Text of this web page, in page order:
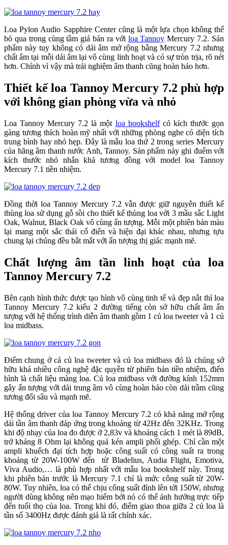
Loa Pylon Audio Sapphire Center cũng là một lựa chọn không thể
bỏ qua trong cùng tầm giá bán ra với loa Tannoy Mercury 7.2. Sản
phẩm này tuy không có dải âm mở rộng bằng Mercury 7.2 nhưng
chất âm tại mỗi dải âm lại vô cùng linh hoạt và có sự tròn trịa, rõ nét
hơn. Chính vì vậy mà trải nghiệm âm thanh cũng hoàn hảo hơn.
Thiết kế loa Tannoy Mercury 7.2 phù hợp
với không gian phòng vừa và nhỏ
Loa Tannoy Mercury 7.2 là một loa bookshelfcó kích thước gọn
gàng tương thích hoàn mỹ nhất với những phòng nghe có diện tích
trung bình hay nhỏ hẹp. Đây là mẫu loa thứ 2 trong series Mercury
của hãng âm thanh nước Anh, Tannoy. Sản phẩm này ghi đuểm với
kích thước nhỏ nhắn khá tương đồng với model loa Tannoy
Mercury 7.1 tiền nhiệm.
Đồng thời loa Tannoy Mercury 7.2 vẫn được giữ nguyên thiết kế
thùng loa sử dụng gỗ sồi cho thiết kế thùng loa với 3 mầu sắc Light
Oak, Walnut, Black Oak vô cùng ấn tượng. Mỗi một phiên bản màu
lại mang một sắc thái cổ điển và hiện đại khác nhau, nhưng tựu
chung lại chúng đều bắt mắt với ấn tượng thị giác mạnh mẽ.
Chất lượng âm tần linh hoạt của loa
Tannoy Mercury 7.2
Bên cạnh hình thức được tạo hình vô cùng tinh tế và đẹp nắt thì loa
Tannoy Mercury 7.2 kiểu 2 đường tiếng còn sở hữu chất âm ấn
tượng với hệ thống trình diễn âm thanh gồm 1 củ loa tweeter và 1 củ
loa midbass.
Điểm chung ở cả củ loa tweeter và củ loa midbass đó là chúng sở
hữu khá nhiều công nghệ đặc quyền từ phiên bản tiền nhiệm, điển
hình là chất liệu màng loa. Củ loa midbass với đường kính 152mm
gây ấn tượng với dải trung âm vô cùng hoàn hảo còn dải trầm cũng
tương đối sâu và mạnh mẽ.
Hệ thống driver của loa Tannoy Mercury 7.2 có khả năng mở rộng
dải tần âm thanh đáp ứng trong khoảng từ 42Hz đến 32KHz. Trong
khi độ nhạy của loa đo được ở 2,83v và khoảng cách 1 mét là 89dB,
trở kháng 8 Ohm lại không quá kén ampli phối ghép. Chỉ cần một
ampli khuếch đại tích hợp hoặc công suất có công suất ra trong
khoảng từ 20W-100W đến từ Bladelius, Audia Flight, Emotiva,
Viva Audio,… là phù hợp nhất với mẫu loa bookshelf này. Trong
khi phiên bản trước là Mercury 7.1 chỉ là mức công suất từ 20W-
80W. Tuy nhiên, loa có thể chịu công suất đỉnh lên tới 150W, nhưng
người dùng không nên mạo hiểm bởi nó có thể ảnh hưởng trực tiếp
đến tuổi thọ của loa. Trong khi đó, điểm giao thoa giữa 2 củ loa là
tần số 3400Hz được đánh giá là rất chính xác.